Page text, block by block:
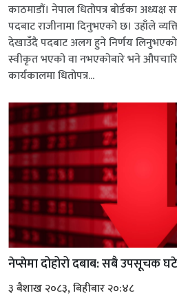
काठमाडौं। नेपाल धितोपत्र बोर्डका अध्यक्ष
पदबाट राजीनामा दिनुभएको छ। उहाँले
देखाउँदै पदबाट अलग हुने निर्णय लिनुभएको
स्वीकृत भएको वा नभएकोबारे भने
कार्यकालमा धितोपत्र...
नेप्सेमा दोहोरो दबाब: सबै उपसूचक
३ बैशाख २०८३, बिहीबार २०:४८